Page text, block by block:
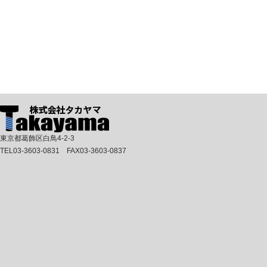
東京都葛飾区白鳥4-2-3
TEL03-3603-0831 FAX03-3603-0837